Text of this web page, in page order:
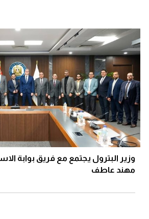
وزير البترول يجتمع مع فريق بوابة
مهند عاطف